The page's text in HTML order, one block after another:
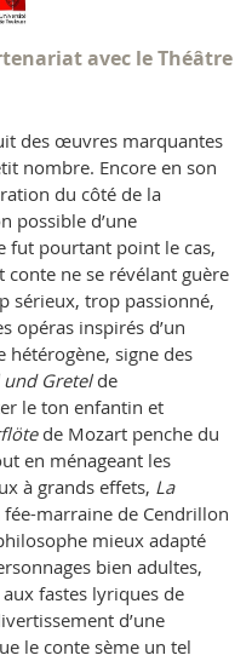
avec le Théâtre
des œuvres marquantes
nombre. Encore en son
du côté de la
possible d’une
fut pourtant point le cas,
ne se révélant guère
sérieux, trop passionné,
opéras inspirés d’un
hétérogène, signe des
und Gretel de
le ton enfantin et
de Mozart penche du
en ménageant les
à grands effets, La
fée-marraine de Cendrillon
mieux adapté
bien adultes,
fastes lyriques de
d’une
le conte sème un tel